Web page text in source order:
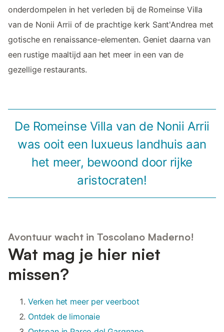
onderdompelen in het verleden bij de Romeinse Villa
van de Nonii Arrii of de prachtige kerk Sant'Andrea met
gotische en renaissance-elementen. Geniet daarna van
een rustige maaltijd aan het meer in een van de
gezellige restaurants.
De Romeinse Villa van de Nonii Arrii
was ooit een luxueus landhuis aan
het meer, bewoond door rijke
aristocraten!
Avontuur wacht in Toscolano Maderno!
Wat mag je hier niet
missen?
Verken het meer per veerboot
Ontdek de limonaie